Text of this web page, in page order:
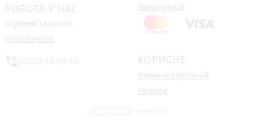
РОБОТА У НАС
Шукаєм таланти
Детальніше
Звернутися
КОРИСНЕ
Новини компаній
Огляди